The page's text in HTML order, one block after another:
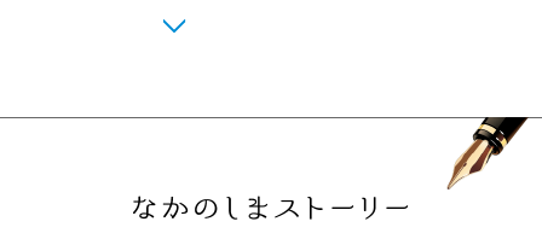
設備設計とは表には見えない部分ですが、「快適性」を大きく左右します。
良い設備は5年、10年その空間で過ごしても違和感のないものが最上級であ
ると考えています。